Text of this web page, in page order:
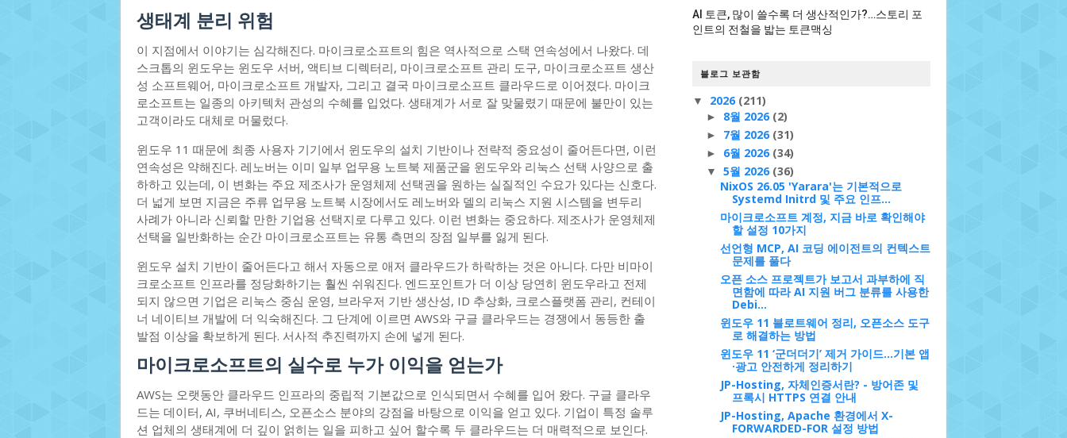
생태계 분리 위험
이 지점에서 이야기는 심각해진다. 마이크로소프트의 힘은 역사적으로 스택 연속성에서 나왔다. 데
스크톱의 윈도우는 윈도우 서버, 액티브 디렉터리, 마이크로소프트 관리 도구, 마이크로소프트 생산
성 소프트웨어, 마이크로소프트 개발자, 그리고 결국 마이크로소프트 클라우드로 이어졌다. 마이크
로소프트는 일종의 아키텍처 관성의 수혜를 입었다. 생태계가 서로 잘 맞물렸기 때문에 불만이 있는
고객이라도 대체로 머물렀다.
윈도우 11 때문에 최종 사용자 기기에서 윈도우의 설치 기반이나 전략적 중요성이 줄어든다면, 이런
연속성은 약해진다. 레노버는 이미 일부 업무용 노트북 제품군을 윈도우와 리눅스 선택 사양으로 출
하하고 있는데, 이 변화는 주요 제조사가 운영체제 선택권을 원하는 실질적인 수요가 있다는 신호다.
더 넓게 보면 지금은 주류 업무용 노트북 시장에서도 레노버와 델의 리눅스 지원 시스템을 변두리
사례가 아니라 신뢰할 만한 기업용 선택지로 다루고 있다. 이런 변화는 중요하다. 제조사가 운영체제
선택을 일반화하는 순간 마이크로소프트는 유통 측면의 장점 일부를 잃게 된다.
윈도우 설치 기반이 줄어든다고 해서 자동으로 애저 클라우드가 하락하는 것은 아니다. 다만 비마이
크로소프트 인프라를 정당화하기는 훨씬 쉬워진다. 엔드포인트가 더 이상 당연히 윈도우라고 전제
되지 않으면 기업은 리눅스 중심 운영, 브라우저 기반 생산성, ID 추상화, 크로스플랫폼 관리, 컨테이
너 네이티브 개발에 더 익숙해진다. 그 단계에 이르면 AWS와 구글 클라우드는 경쟁에서 동등한 출
발점 이상을 확보하게 된다. 서사적 추진력까지 손에 넣게 된다.
마이크로소프트의 실수로 누가 이익을 얻는가
AWS는 오랫동안 클라우드 인프라의 중립적 기본값으로 인식되면서 수혜를 입어 왔다. 구글 클라우
드는 데이터, AI, 쿠버네티스, 오픈소스 분야의 강점을 바탕으로 이익을 얻고 있다. 기업이 특정 솔루
션 업체의 생태계에 더 깊이 얽히는 일을 피하고 싶어 할수록 두 클라우드는 더 매력적으로 보인다.
AI 토큰, 많이 쓸수록 더 생산적인가?…스토리 포
인트의 전철을 밟는 토큰맥싱
블로그 보관함
▼ 2026 (211)
► 8월 2026 (2)
► 7월 2026 (31)
► 6월 2026 (34)
▼ 5월 2026 (36)
NixOS 26.05 'Yarara'는 기본적으로
Systemd Initrd 및 주요 인프...
마이크로소프트 계정, 지금 바로 확인해야
할 설정 10가지
선언형 MCP, AI 코딩 에이전트의 컨텍스트
문제를 풀다
오픈 소스 프로젝트가 보고서 과부하에 직
면함에 따라 AI 지원 버그 분류를 사용한
Debi...
윈도우 11 블로트웨어 정리, 오픈소스 도구
로 해결하는 방법
윈도우 11 ‘군더더기’ 제거 가이드…기본 앱
·광고 안전하게 정리하기
JP-Hosting, 자체인증서란? - 방어존 및
프록시 HTTPS 연결 안내
JP-Hosting, Apache 환경에서 X-
FORWARDED-FOR 설정 방법